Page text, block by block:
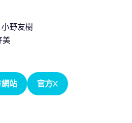
野友樹
美
站 官方X